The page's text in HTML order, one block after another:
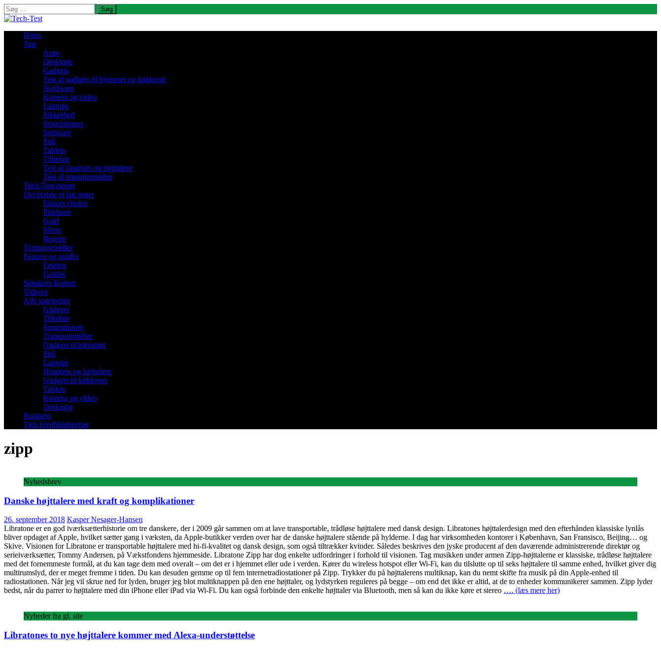
Søg
efter:
Hjem
Test
Apps
Desktops
Gadgets
Test af gadgets til hjemmet og køkkenet
Hardware
Kamera og video
Laptops
Sikkerhed
Smartphones
Software
Spil
Tablets
Tilbehør
Test af headsets og højttalere
Test af transportmidler
Tech-Test mener
Det bedste vi har testet
Editors choice
Platinum
Gold
Silver
Bronze
Transportmidler
Feature og guides
Feature
Guides
Speakers Korner
Videoer
Alle kategorier
Gadgets
Tilbehør
Smartphones
Transportmidler
Gadgets til hjemmet
Spil
Laptops
Headsets og højttalere
Gadgets til køkkenet
Tablets
Kamera og video
Desktops
Business
Tjek bredbåndspriser
zipp
Nyhedsbrev
Danske højttalere med kraft og komplikationer
26. september 2018 Kasper Nesager-Hansen
Libratone er en god iværksætterhistorie om tre danskere, der i 2009 går sammen om at lave transportable, trådløse højttalere med dansk design. Libratones højttalerdesign med den efterhånden klassiske lynlås
bliver opdaget af Apple, hvilket sætter gang i væksten, da Apple-butikker verden over har de danske højttalere stående på hylderne. I dag har virksomheden kontorer i København, San Fransisco, Beijing… og
Skive. Visionen for Libratone er transportable højttalere med hi-fi-kvalitet og dansk design, som også tiltrækker kvinder. Således beskrives den jyske producent af den daværende administrerende direktør og
serieiværksætter, Tommy Andersen, på Vækstfondens hjemmeside. Libratone Zipp har dog enkelte udfordringer i forhold til visionen. Tag musikken under armen Zipp-højttalerne er klassiske, trådløse højttalere
med det fornemmeste formål, at du kan tage dem med overalt – om det er i hjemmet eller ude i verden. Kører du wireless hotspot eller Wi-Fi, kan du tilslutte op til seks højttalere til samme enhed, hvilket giver dig
multirumslyd, der er meget fremme i tiden. Du kan desuden gemme op til fem internetradiostationer på Zipp. Trykker du på højttalerens multiknap, kan du nemt skifte fra musik på din Apple-enhed til
radiostationen. Når jeg vil skrue ned for lyden, bruger jeg blot multiknappen på den ene højttaler, og lydstyrken reguleres på begge – om end det ikke er altid, at de to enheder kommunikerer sammen. Zipp lyder
bedst, når du parrer to højttalere med din iPhone eller iPad via Wi-Fi. Du kan også forbinde den enkelte højttaler via Bluetooth, men så kan du ikke køre et stereo …. (læs mere her)
Nyheder fra gl. site
Libratones to nye højttalere kommer med Alexa-understøttelse